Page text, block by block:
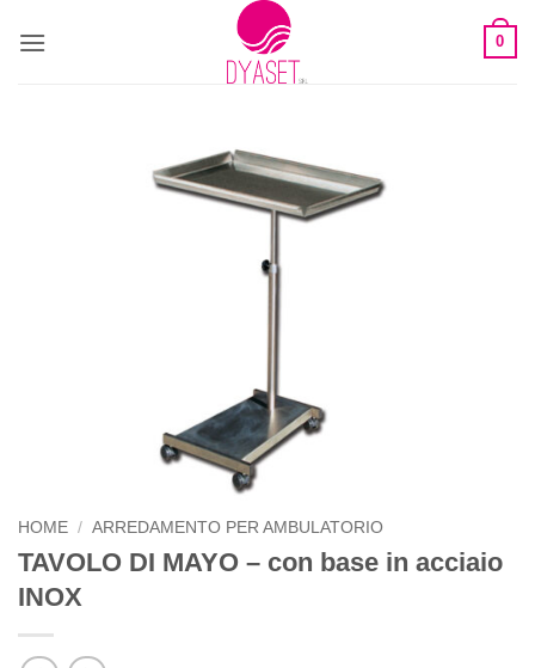
0
HOME / ARREDAMENTO PER AMBULATORIO
TAVOLO DI MAYO – con base in acciaio
INOX